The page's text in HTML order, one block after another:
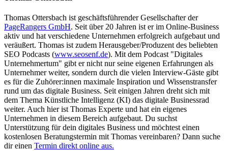
Thomas Ottersbach ist geschäftsführender Gesellschafter der
PageRangers GmbH. Seit über 20 Jahren ist er im Online-Business
aktiv und hat verschiedene Unternehmen erfolgreich aufgebaut und
veräußert. Thomas ist zudem Herausgeber/Produzent des beliebten
SEO Podcasts (www.seosenf.de). Mit dem Podcast "Digitales
Unternehmertum" gibt er nicht nur seine eigenen Erfahrungen als
Unternehmer weiter, sondern durch die vielen Interview-Gäste gibt
es für die Zuhörer:innen maximale Inspiration und Wissenstransfer
rund um das digitale Business. Seit einigen Jahren dreht sich mit
dem Thema Künstliche Intelligenz (KI) das digitale Businessrad
weiter. Auch hier ist Thomas Experte und hat ein eigenes
Unternehmen in diesem Bereich aufgebaut. Du suchst
Unterstützung für dein digitales Business und möchtest einen
kostenlosen Beratungstermin mit Thomas vereinbaren? Dann suche
dir einen Termin direkt online aus.